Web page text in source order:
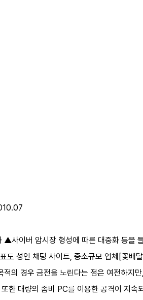
이버 암시장 형성에 따른 대중화 등을 들
도 성인 채팅 사이트, 중소규모 업체[꽃배
의 경우 금전을 노린다는 점은 여전하지
한 대량의 좀비 PC를 이용한 공격이 지속